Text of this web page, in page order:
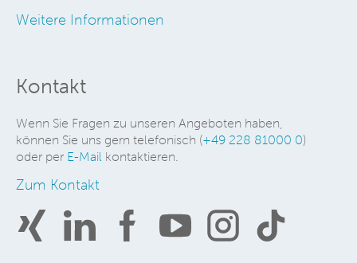
Weitere Informationen
Kontakt
Wenn Sie Fragen zu unseren Angeboten haben,
können Sie uns gern telefonisch (+49 228 81000 0)
oder per E-Mail kontaktieren.
Zum Kontakt